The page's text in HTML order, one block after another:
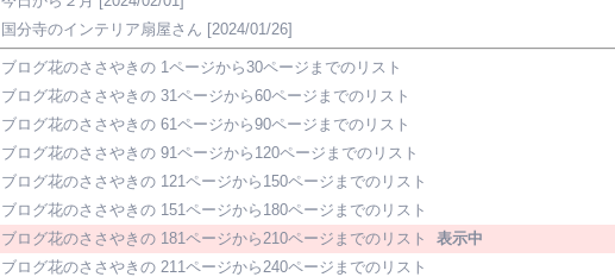
国分寺のインテリア扇屋さん [2024/01/26]
ブログ花のささやきの 1ページから30ページまでのリスト
ブログ花のささやきの 31ページから60ページまでのリスト
ブログ花のささやきの 61ページから90ページまでのリスト
ブログ花のささやきの 91ページから120ページまでのリスト
ブログ花のささやきの 121ページから150ページまでのリスト
ブログ花のささやきの 151ページから180ページまでのリスト
ブログ花のささやきの 181ページから210ページまでのリスト
表示中
ブログ花のささやきの 211ページから240ページまでのリスト